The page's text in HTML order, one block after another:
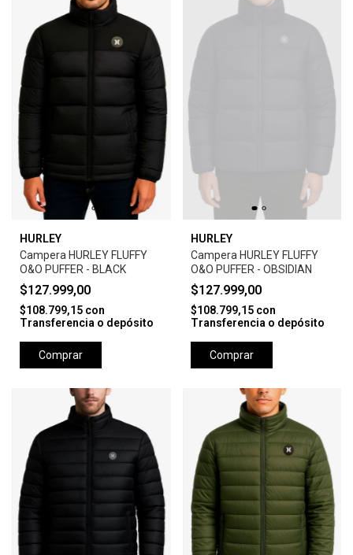
HURLEY
Campera HURLEY FLUFFY
O&O PUFFER - BLACK
$127.999,00
$108.799,15 con
Transferencia o depósito
Comprar
HURLEY
Campera HURLEY FLUFFY
O&O PUFFER - OBSIDIAN
$127.999,00
$108.799,15 con
Transferencia o depósito
Comprar